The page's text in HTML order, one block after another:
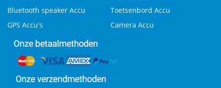
Bluetooth speaker Accu
Toetsenbord Accu
GPS Accu's
Camera Accu